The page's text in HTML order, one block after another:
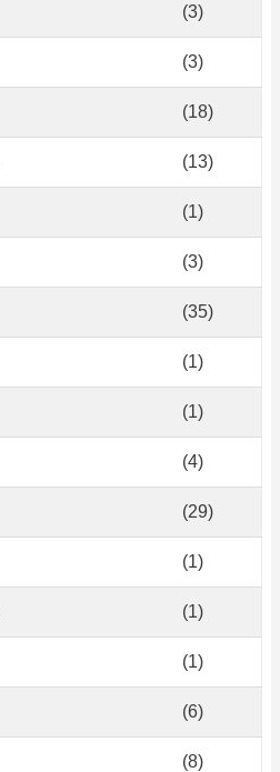
(3)
(3)
(18)
(13)
(1)
(3)
(35)
(1)
(1)
(4)
(29)
(1)
(1)
(1)
(6)
(8)